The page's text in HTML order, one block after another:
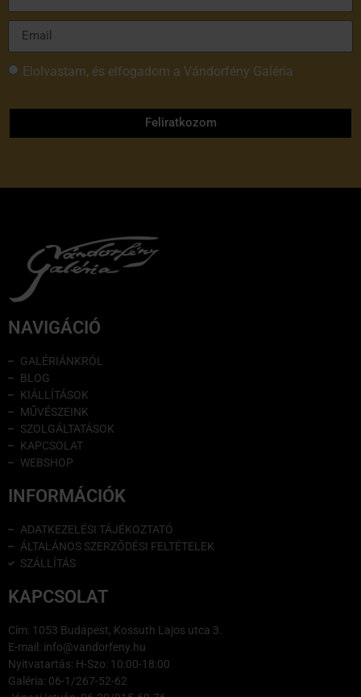
Elolvastam, és elfogadom a Vándorfény Galéria
Feliratkozom
NAVIGÁCIÓ
GALÉRIÁNKRÓL
BLOG
KIÁLLÍTÁSOK
MŰVÉSZEINK
SZOLGÁLTATÁSOK
KAPCSOLAT
WEBSHOP
INFORMÁCIÓK
ADATKEZELÉSI TÁJÉKOZTATÓ
ÁLTALÁNOS SZERZŐDÉSI FELTÉTELEK
SZÁLLÍTÁS
KAPCSOLAT
Cím: 1053 Budapest, Kossuth Lajos utca 3.
E-mail: info@vandorfeny.hu
Nyitvatartás: H-Szo: 10:00-18:00
Galéria: 06-1/267-52-62